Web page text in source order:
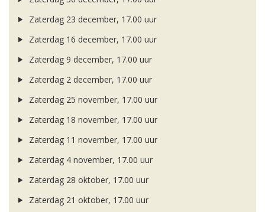
Zaterdag 23 december, 17.00 uur
Zaterdag 16 december, 17.00 uur
Zaterdag 9 december, 17.00 uur
Zaterdag 2 december, 17.00 uur
Zaterdag 25 november, 17.00 uur
Zaterdag 18 november, 17.00 uur
Zaterdag 11 november, 17.00 uur
Zaterdag 4 november, 17.00 uur
Zaterdag 28 oktober, 17.00 uur
Zaterdag 21 oktober, 17.00 uur